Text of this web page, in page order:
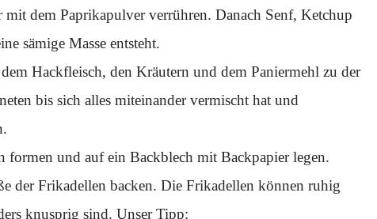
mit dem Paprikapulver verrühren. Danach Senf, Ketchup
sämige Masse entsteht.
Hackfleisch, den Kräutern und dem Paniermehl zu der
bis sich alles miteinander vermischt hat und
formen und auf ein Backblech mit Backpapier legen.
der Frikadellen backen. Die Frikadellen können ruhig
knusprig sind. Unser Tipp: